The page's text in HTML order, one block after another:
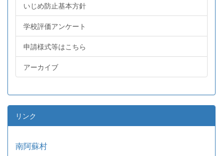
いじめ防止基本方針
学校評価アンケート
申請様式等はこちら
アーカイブ
リンク
南阿蘇村